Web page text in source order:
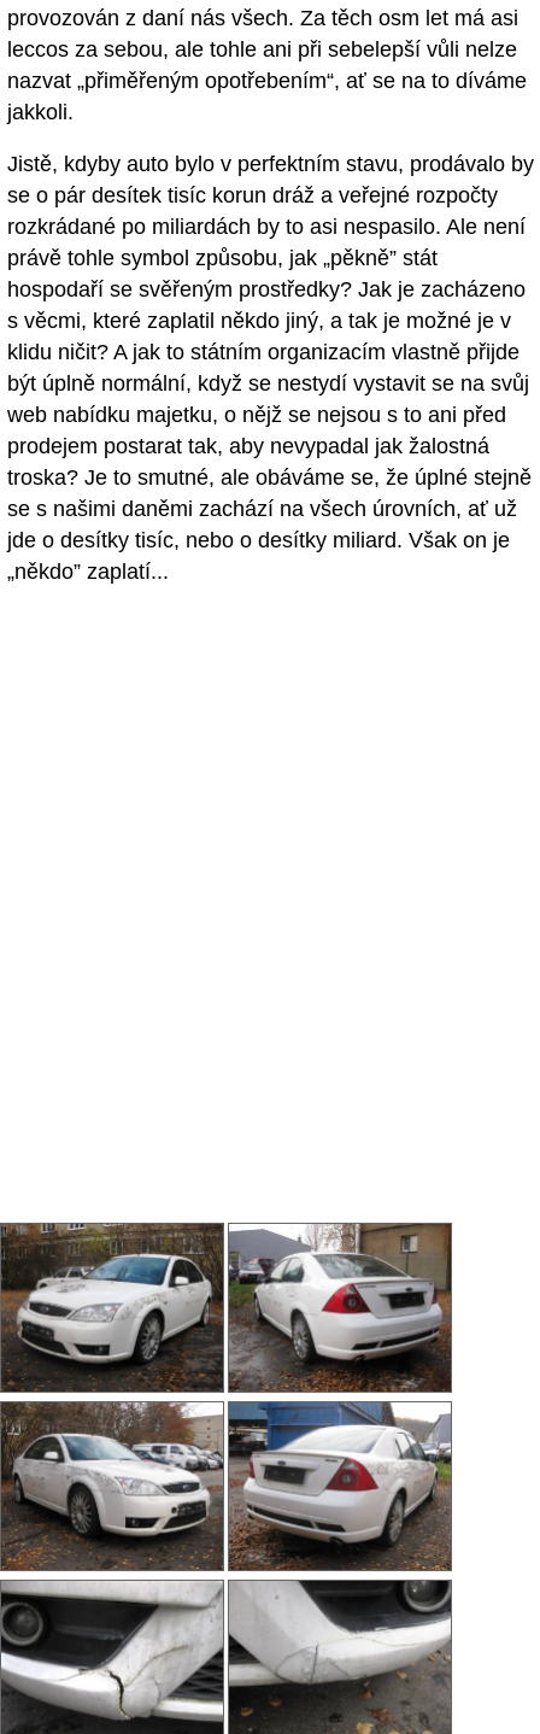
provozován z daní nás všech. Za těch osm let má asi
leccos za sebou, ale tohle ani při sebelepší vůli nelze
nazvat „přiměřeným opotřebením“, ať se na to díváme
jakkoli.
Jistě, kdyby auto bylo v perfektním stavu, prodávalo by
se o pár desítek tisíc korun dráž a veřejné rozpočty
rozkrádané po miliardách by to asi nespasilo. Ale není
právě tohle symbol způsobu, jak „pěkně” stát
hospodaří se svěřeným prostředky? Jak je zacházeno
s věcmi, které zaplatil někdo jiný, a tak je možné je v
klidu ničit? A jak to státním organizacím vlastně přijde
být úplně normální, když se nestydí vystavit se na svůj
web nabídku majetku, o nějž se nejsou s to ani před
prodejem postarat tak, aby nevypadal jak žalostná
troska? Je to smutné, ale obáváme se, že úplné stejně
se s našimi daněmi zachází na všech úrovních, ať už
jde o desítky tisíc, nebo o desítky miliard. Však on je
„někdo” zaplatí...